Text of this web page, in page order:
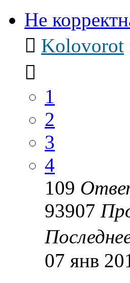
Не
Kolovorot
1
2
3
4
109
93907
07 янв